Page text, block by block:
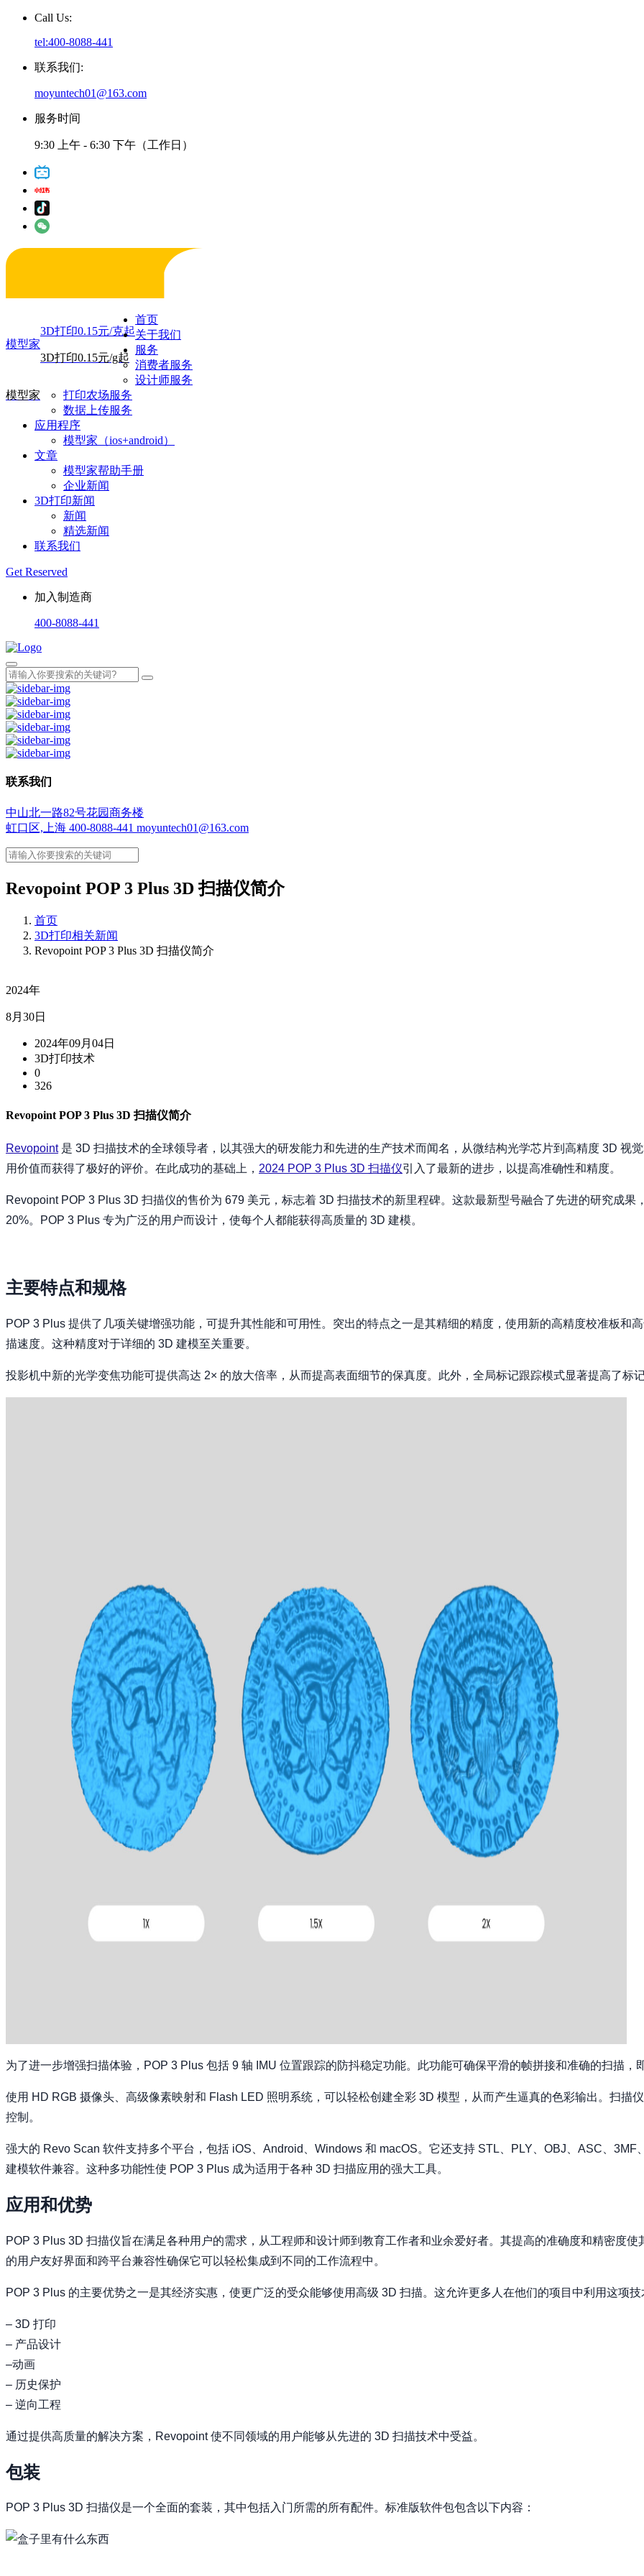
Call Us:
tel:400-8088-441
联系我们:
moyuntech01@163.com
服务时间
9:30 上午 - 6:30 下午（工作日）
模型家
模型家
3D打印0.15元/克起
3D打印0.15元/g起
首页
关于我们
服务
消费者服务
设计师服务
打印农场服务
数据上传服务
应用程序
模型家（ios+android）
文章
模型家帮助手册
企业新闻
3D打印新闻
新闻
精选新闻
联系我们
Get Reserved
加入制造商
400-8088-441
联系我们
中山北一路82号花园商务楼
虹口区,上海 400-8088-441 moyuntech01@163.com
Revopoint POP 3 Plus 3D 扫描仪简介
首页
3D打印相关新闻
Revopoint POP 3 Plus 3D 扫描仪简介
2024年
8月30日
2024年09月04日
3D打印技术
0
326
Revopoint POP 3 Plus 3D 扫描仪简介
Revopoint是 3D 扫描技术的全球领导者，以其强大的研发能力和先进的生产技术而闻名，从微结构光学芯片到高精度 3D 视
用价值而获得了极好的评价。在此成功的基础上， 2024 POP 3 Plus 3D 扫描仪引入了最新的进步，以提高准确性和精度。
Revopoint POP 3 Plus 3D 扫描仪的售价为 679 美元，标志着 3D 扫描技术的新里程碑。这款最新型号融合了先进的研究成
20%。POP 3 Plus 专为广泛的用户而设计，使每个人都能获得高质量的 3D 建模。
主要特点和规格
POP 3 Plus 提供了几项关键增强功能，可提升其性能和可用性。突出的特点之一是其精细的精度，使用新的高精度校准板和
描速度。这种精度对于详细的 3D 建模至关重要。
投影机中新的光学变焦功能可提供高达 2× 的放大倍率，从而提高表面细节的保真度。此外，全局标记跟踪模式显著提高了标
为了进一步增强扫描体验，POP 3 Plus 包括 9 轴 IMU 位置跟踪的防抖稳定功能。此功能可确保平滑的帧拼接和准确的扫描，
使用 HD RGB 摄像头、高级像素映射和 Flash LED 照明系统，可以轻松创建全彩 3D 模型，从而产生逼真的色彩输出。扫描
控制。
强大的 Revo Scan 软件支持多个平台，包括 iOS、Android、Windows 和 macOS。它还支持 STL、PLY、OBJ、ASC、
建模软件兼容。这种多功能性使 POP 3 Plus 成为适用于各种 3D 扫描应用的强大工具。
应用和优势
POP 3 Plus 3D 扫描仪旨在满足各种用户的需求，从工程师和设计师到教育工作者和业余爱好者。其提高的准确度和精密度
的用户友好界面和跨平台兼容性确保它可以轻松集成到不同的工作流程中。
POP 3 Plus 的主要优势之一是其经济实惠，使更广泛的受众能够使用高级 3D 扫描。这允许更多人在他们的项目中利用这项
– 3D 打印
– 产品设计
–动画
– 历史保护
– 逆向工程
通过提供高质量的解决方案，Revopoint 使不同领域的用户能够从先进的 3D 扫描技术中受益。
包装
POP 3 Plus 3D 扫描仪是一个全面的套装，其中包括入门所需的所有配件。标准版软件包包含以下内容：